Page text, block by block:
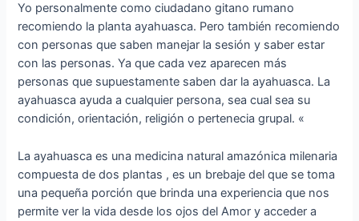
Yo personalmente como ciudadano gitano rumano
recomiendo la planta ayahuasca. Pero también recomiendo
con personas que saben manejar la sesión y saber estar
con las personas. Ya que cada vez aparecen más
personas que supuestamente saben dar la ayahuasca. La
ayahuasca ayuda a cualquier persona, sea cual sea su
condición, orientación, religión o pertenecia grupal. «
La ayahuasca es una medicina natural amazónica milenaria
compuesta de dos plantas , es un brebaje del que se toma
una pequeña porción que brinda una experiencia que nos
permite ver la vida desde los ojos del Amor y acceder a